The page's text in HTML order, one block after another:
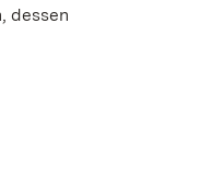
dessen